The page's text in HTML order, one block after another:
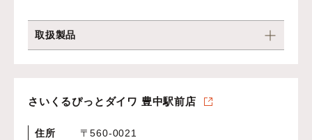
取扱製品
さいくるぴっとダイワ 豊中駅前店
住所
〒560-0021